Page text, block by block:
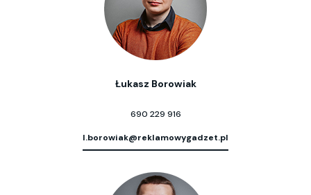
Łukasz Borowiak
690 229 916
l.borowiak@reklamowygadzet.pl